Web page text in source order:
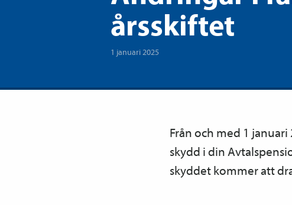
årsskiftet
1 januari 2025
Från och med 1
skydd i din
skyddet kommer att